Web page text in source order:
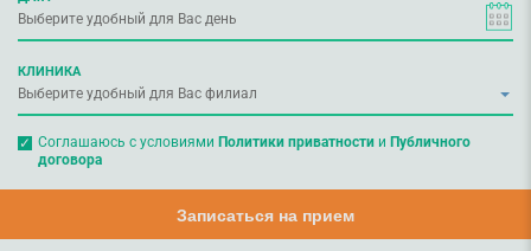
КЛИНИКА
Соглашаюсь с условиями Политики приватностии Публичного
договора
Записаться на прием